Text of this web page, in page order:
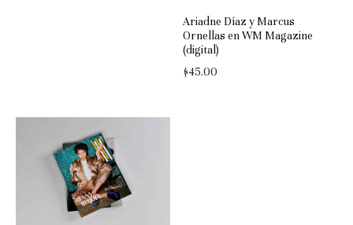
Ariadne Díaz y Marcus
Ornellas en WM Magazine
(digital)
$45.00